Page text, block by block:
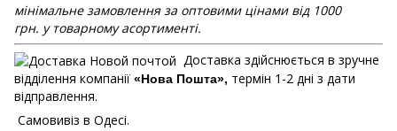
мінімальне замовлення за оптовими цінами від 1000
грн. у товарному асортименті.
Доставка здійснюється в зручне
відділення компанії «Нова Пошта», термін 1-2 дні з дати
відправлення.
Самовивіз в Одесі.